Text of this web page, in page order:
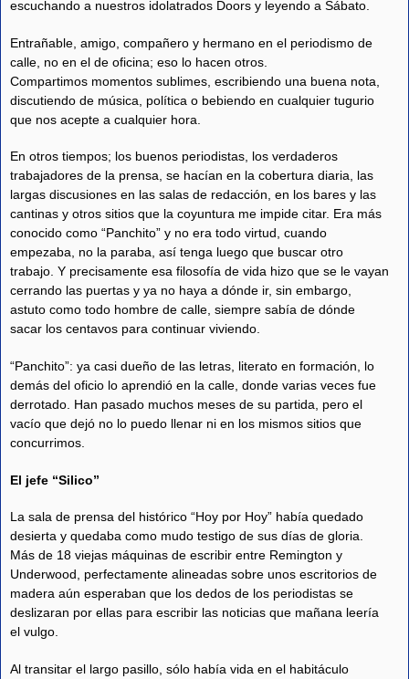
escuchando a nuestros idolatrados Doors y leyendo a Sábato.
Entrañable, amigo, compañero y hermano en el periodismo de
calle, no en el de oficina; eso lo hacen otros.
Compartimos momentos sublimes, escribiendo una buena nota,
discutiendo de música, política o bebiendo en cualquier tugurio
que nos acepte a cualquier hora.
En otros tiempos; los buenos periodistas, los verdaderos
trabajadores de la prensa, se hacían en la cobertura diaria, las
largas discusiones en las salas de redacción, en los bares y las
cantinas y otros sitios que la coyuntura me impide citar. Era más
conocido como “Panchito” y no era todo virtud, cuando
empezaba, no la paraba, así tenga luego que buscar otro
trabajo. Y precisamente esa filosofía de vida hizo que se le vayan
cerrando las puertas y ya no haya a dónde ir, sin embargo,
astuto como todo hombre de calle, siempre sabía de dónde
sacar los centavos para continuar viviendo.
“Panchito”: ya casi dueño de las letras, literato en formación, lo
demás del oficio lo aprendió en la calle, donde varias veces fue
derrotado. Han pasado muchos meses de su partida, pero el
vacío que dejó no lo puedo llenar ni en los mismos sitios que
concurrimos.
El jefe “Silico”
La sala de prensa del histórico “Hoy por Hoy” había quedado
desierta y quedaba como mudo testigo de sus días de gloria.
Más de 18 viejas máquinas de escribir entre Remington y
Underwood, perfectamente alineadas sobre unos escritorios de
madera aún esperaban que los dedos de los periodistas se
deslizaran por ellas para escribir las noticias que mañana leería
el vulgo.
Al transitar el largo pasillo, sólo había vida en el habitáculo